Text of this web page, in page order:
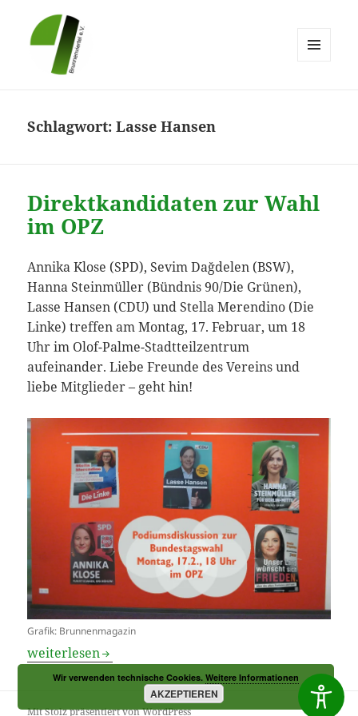
Schlagwort:Lasse Hansen
Direktkandidaten zur Wahl
im OPZ
Annika Klose (SPD), Sevim Dağdelen (BSW),
Hanna Steinmüller (Bündnis 90/Die Grünen),
Lasse Hansen (CDU) und Stella Merendino (Die
Linke) treffen am Montag, 17. Februar, um 18
Uhr im Olof-Palme-Stadtteilzentrum
aufeinander. Liebe Freunde des Vereins und
liebe Mitglieder – geht hin!
Grafik: Brunnenmagazin
Direktkandidaten zur Wahl im OPZ
weiterlesen
Mit Stolz präsentiert von WordPress
Wir verwenden technische Cookies.Weitere Informationen
AKZEPTIEREN